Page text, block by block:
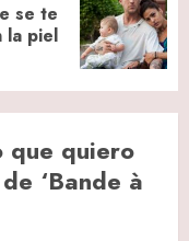
se te
la piel
que quiero
‘Bande à